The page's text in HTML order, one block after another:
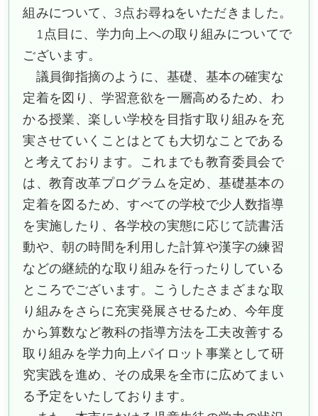
組みについて、3点お尋ねをいただきました。
1点目に、学力向上への取り組みについてで
ございます。
議員御指摘のように、基礎、基本の確実な
定着を図り、学習意欲を一層高めるため、わ
かる授業、楽しい学校を目指す取り組みを充
実させていくことはとても大切なことである
と考えております。これまでも教育委員会で
は、教育改革プログラムを定め、基礎基本の
定着を図るため、すべての学校で少人数指導
を実施したり、各学校の実態に応じて読書活
動や、朝の時間を利用した計算や漢字の練習
などの継続的な取り組みを行ったりしている
ところでございます。こうしたさまざまな取
り組みをさらに充実発展させるため、今年度
から算数など教科の指導方法を工夫改善する
取り組みを学力向上パイロット事業として研
究実践を進め、その成果を全市に広めてまい
る予定をいたしております。